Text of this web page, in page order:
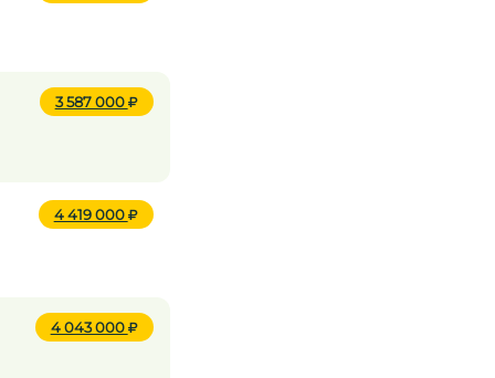
3 587 000
4 419 000
4 043 000